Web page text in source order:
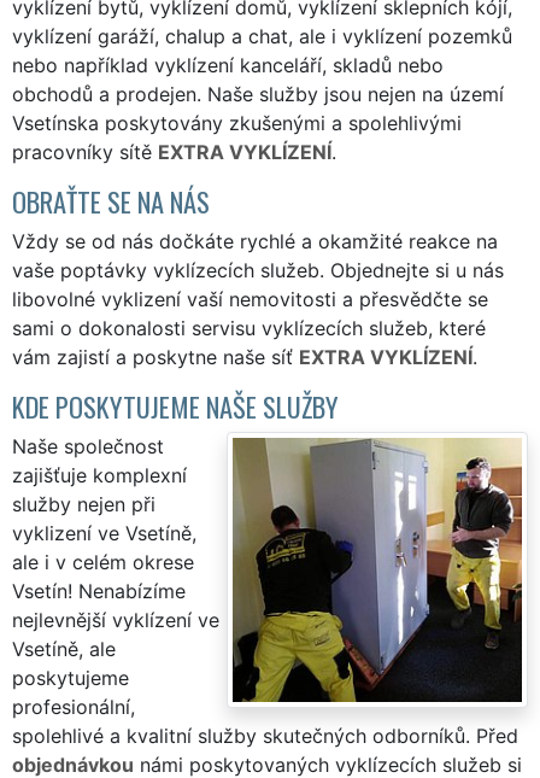
vyklízení bytů, vyklízení domů, vyklízení sklepních kójí,
vyklízení garáží, chalup a chat, ale i vyklízení pozemků
nebo například vyklízení kanceláří, skladů nebo
obchodů a prodejen. Naše služby jsou nejen na území
Vsetínska poskytovány zkušenými a spolehlivými
pracovníky sítě EXTRA VYKLÍZENÍ.
OBRAŤTE SE NA NÁS
Vždy se od nás dočkáte rychlé a okamžité reakce na
vaše poptávky vyklízecích služeb. Objednejte si u nás
libovolné vyklizení vaší nemovitosti a přesvědčte se
sami o dokonalosti servisu vyklízecích služeb, které
vám zajistí a poskytne naše síť EXTRA VYKLÍZENÍ.
KDE POSKYTUJEME NAŠE SLUŽBY
Naše společnost
zajišťuje komplexní
služby nejen při
vyklizení ve Vsetíně,
ale i v celém okrese
Vsetín! Nenabízíme
nejlevnější vyklízení ve
Vsetíně, ale
poskytujeme
profesionální,
spolehlivé a kvalitní služby skutečných odborníků. Před
objednávkou námi poskytovaných vyklízecích služeb si